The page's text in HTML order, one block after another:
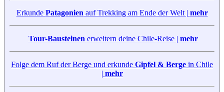
Erkunde Patagonien auf Trekking am Ende der Welt | mehr
Tour-Bausteinen erweitern deine Chile-Reise | mehr
Folge dem Ruf der Berge und erkunde Gipfel & Berge in Chile
| mehr